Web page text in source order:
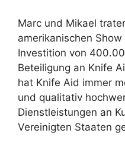
Marc und Mikael
amerikanischen
Investition von
Beteiligung an Knife
hat Knife Aid immer
und qualitativ
Dienstleistungen an
Vereinigten Staaten